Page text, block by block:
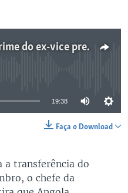
Contornos do processo crime do ex-vice presidente angolano, Manuel Vicente
available
19:38
Faça o Download
a transferência do
o chefe da